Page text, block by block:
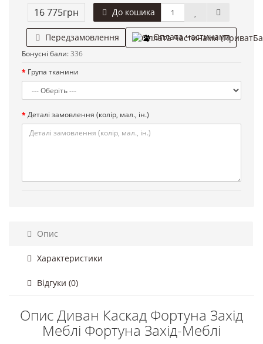
16 775грн До кошика
Передзамовлення Оплата частинами
Бонусні бали: 336
Група тканини
Деталі замовлення (колір, мал., ін.)
Опис
Характеристики
Відгуки (0)
Опис Диван Каскад Фортуна Захід
Меблі Фортуна Захід-Меблі